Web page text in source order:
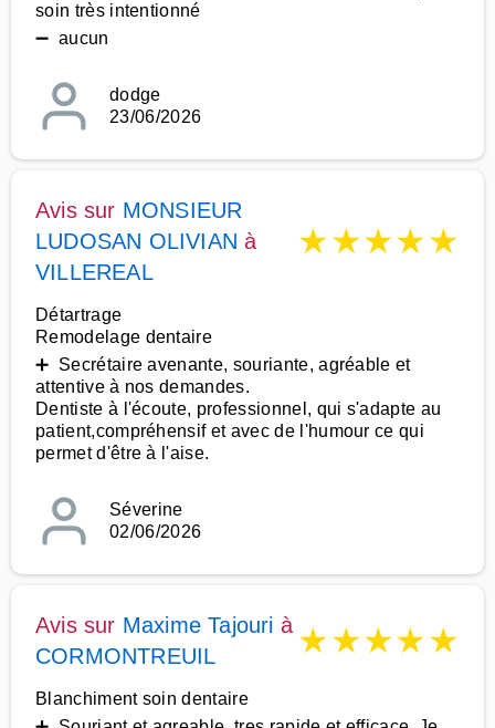
soin très intentionné
➖ aucun
dodge
23/06/2026
Avis sur MONSIEUR
LUDOSAN OLIVIAN à
VILLEREAL
★★★★★
Détartrage
Remodelage dentaire
➕ Secrétaire avenante, souriante, agréable et
attentive à nos demandes.
Dentiste à l'écoute, professionnel, qui s'adapte au
patient,compréhensif et avec de l'humour ce qui
permet d'être à l'aise.
Séverine
02/06/2026
Avis sur Maxime Tajouri à
CORMONTREUIL
★★★★★
Blanchiment soin dentaire